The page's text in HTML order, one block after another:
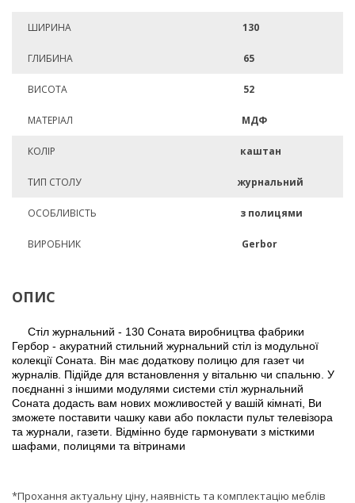
ШИРИНА 130
ГЛИБИНА 65
ВИСОТА 52
МАТЕРІАЛ МДФ
КОЛІР каштан
ТИП СТОЛУ журнальний
ОСОБЛИВІСТЬ з полицями
ВИРОБНИК Gerbor
ОПИС
Стіл журнальний - 130 Соната виробництва фабрики
Гербор - акуратний стильний журнальний стіл із модульної
колекції Соната. Він має додаткову полицю для газет чи
журналів. Підійде для встановлення у вітальню чи спальню. У
поєднанні з іншими модулями системи стіл журнальний
Соната додасть вам нових можливостей у вашій кімнаті, Ви
зможете поставити чашку кави або покласти пульт телевізора
та журнали, газети. Відмінно буде гармонувати з місткими
шафами, полицями та вітринами
*Прохання актуальну ціну, наявність та комплектацію меблів